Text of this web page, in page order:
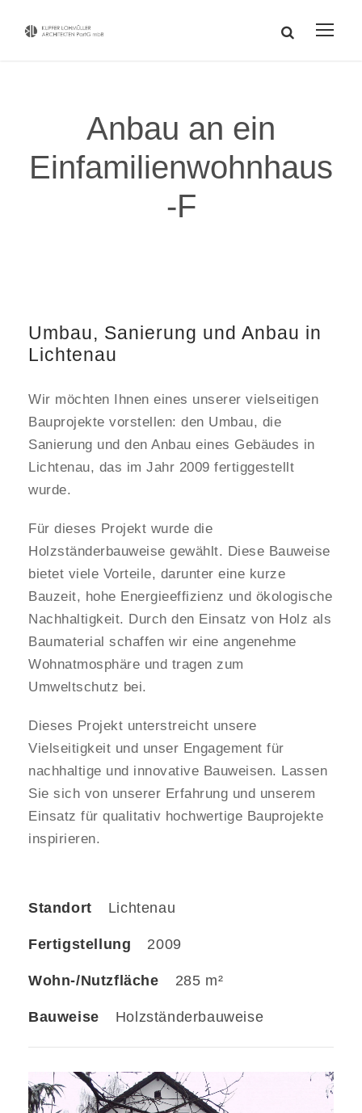
Anbau an ein
Einfamilienwohnhaus
-F
Umbau, Sanierung und Anbau in
Lichtenau
Wir möchten Ihnen eines unserer vielseitigen
Bauprojekte vorstellen: den Umbau, die
Sanierung und den Anbau eines Gebäudes in
Lichtenau, das im Jahr 2009 fertiggestellt
wurde.
Für dieses Projekt wurde die
Holzständerbauweise gewählt. Diese Bauweise
bietet viele Vorteile, darunter eine kurze
Bauzeit, hohe Energieeffizienz und ökologische
Nachhaltigkeit. Durch den Einsatz von Holz als
Baumaterial schaffen wir eine angenehme
Wohnatmosphäre und tragen zum
Umweltschutz bei.
Dieses Projekt unterstreicht unsere
Vielseitigkeit und unser Engagement für
nachhaltige und innovative Bauweisen. Lassen
Sie sich von unserer Erfahrung und unserem
Einsatz für qualitativ hochwertige Bauprojekte
inspirieren.
Standort Lichtenau
Fertigstellung 2009
Wohn-/Nutzfläche 285 m²
Bauweise Holzständerbauweise